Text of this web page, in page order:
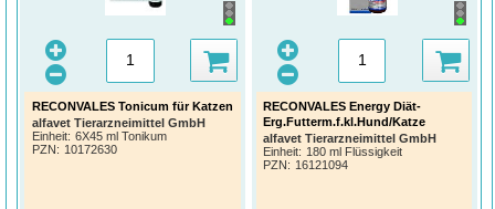
RECONVALES Tonicum für Katzen
alfavet Tierarzneimittel GmbH
Einheit: 6X45 ml Tonikum
PZN: 10172630
RECONVALES Energy Diät-
Erg.Futterm.f.kl.Hund/Katze
alfavet Tierarzneimittel GmbH
Einheit: 180 ml Flüssigkeit
PZN: 16121094